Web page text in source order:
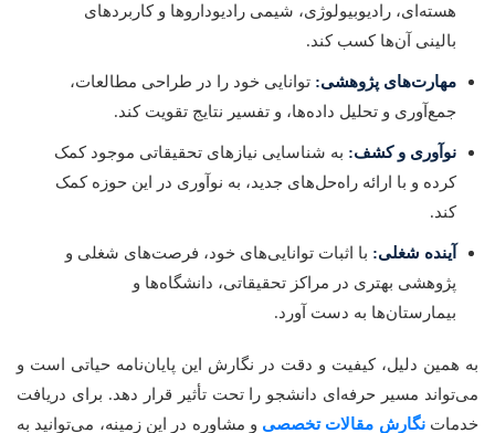
هسته‌ای، رادیوبیولوژی، شیمی رادیوداروها و کاربردهای
بالینی آن‌ها کسب کند.
مهارت‌های پژوهشی: توانایی خود را در طراحی مطالعات،
جمع‌آوری و تحلیل داده‌ها، و تفسیر نتایج تقویت کند.
نوآوری و کشف: به شناسایی نیازهای تحقیقاتی موجود کمک
کرده و با ارائه راه‌حل‌های جدید، به نوآوری در این حوزه کمک
کند.
آینده شغلی: با اثبات توانایی‌های خود، فرصت‌های شغلی و
پژوهشی بهتری در مراکز تحقیقاتی، دانشگاه‌ها و
بیمارستان‌ها به دست آورد.
به همین دلیل، کیفیت و دقت در نگارش این پایان‌نامه حیاتی است و
می‌تواند مسیر حرفه‌ای دانشجو را تحت تأثیر قرار دهد. برای دریافت
خدماتنگارش مقالات تخصصی و مشاوره در این زمینه، می‌توانید به